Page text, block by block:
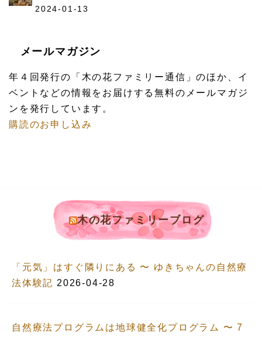
2024-01-13
メールマガジン
年４回発行の「木の花ファミリー通信」のほか、イ
ベントなどの情報をお届けする無料のメールマガジ
ンを発行しています。
購読のお申し込み
木の花ファミリーブログ
「元気」はすぐ隣りにある 〜 ゆきちゃんの自然療
法体験記 2026-04-28
自然療法プログラムは地球健全化プログラム 〜 7